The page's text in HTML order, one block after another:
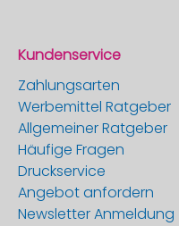
Kundenservice
Zahlungsarten
Werbemittel Ratgeber
Allgemeiner Ratgeber
Häufige Fragen
Druckservice
Angebot anfordern
Newsletter Anmeldung